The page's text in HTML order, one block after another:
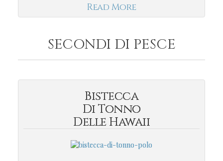
Read More
SECONDI DI PESCE
Bistecca
Di Tonno
Delle Hawaii